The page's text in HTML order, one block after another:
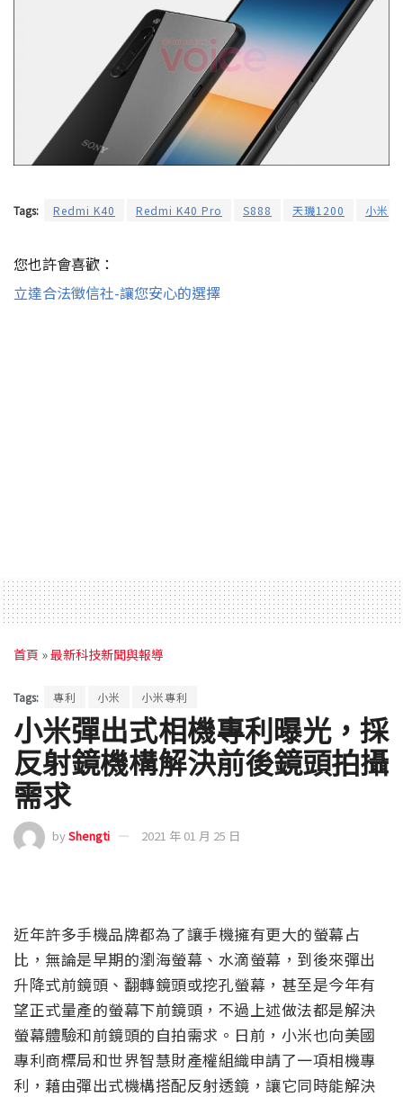
Tags: Redmi K40 Redmi K40 Pro S888 天璣1200 小米
您也許會喜歡：
立達合法徵信社-讓您安心的選擇
首頁 »最新科技新聞與報導
Tags: 專利 小米 小米專利
小米彈出式相機專利曝光，採
反射鏡機構解決前後鏡頭拍攝
需求
byShengti 2021 年 01 月 25 日
近年許多手機品牌都為了讓手機擁有更大的螢幕占
比，無論是早期的瀏海螢幕、水滴螢幕，到後來彈出
升降式前鏡頭、翻轉鏡頭或挖孔螢幕，甚至是今年有
望正式量產的螢幕下前鏡頭，不過上述做法都是解決
螢幕體驗和前鏡頭的自拍需求。日前，小米也向美國
專利商標局和世界智慧財產權組織申請了一項相機專
利，藉由彈出式機構搭配反射透鏡，讓它同時能解決